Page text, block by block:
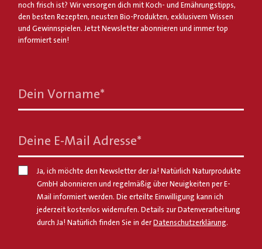
noch frisch ist? Wir versorgen dich mit Koch- und Ernährungstipps,
den besten Rezepten, neusten Bio-Produkten, exklusivem Wissen
und Gewinnspielen. Jetzt Newsletter abonnieren und immer top
informiert sein!
Dein Vorname*
Deine E-Mail Adresse*
Ja, ich möchte den Newsletter der Ja! Natürlich Naturprodukte
GmbH abonnieren und regelmäßig über Neuigkeiten per E-
Mail informiert werden. Die erteilte Einwilligung kann ich
jederzeit kostenlos widerrufen. Details zur Datenverarbeitung
durch Ja! Natürlich finden Sie in derDatenschutzerklärung.